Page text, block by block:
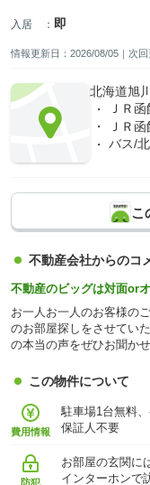
入居 ： 即
情報更新日：2026/08/05｜次
北海道旭
ＪＲ
ＪＲ
バス/
こ
不動産会社からのコ
不動産のビッグは対面or
お一人お一人のお客様の
のお部屋探しをさせてい
の本当の声をぜひお聞かせ
この物件について
費用情報
駐車場1台無料
保証人不要
防犯
お部屋の玄関に
インターホンで